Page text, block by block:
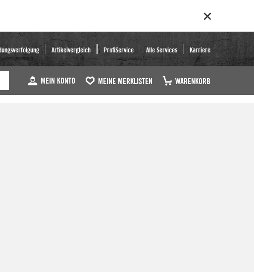
Artikelvergleich ProfiService Alle Services Karriere
MEIN KONTO MEINE MERKLISTEN WARENKORB